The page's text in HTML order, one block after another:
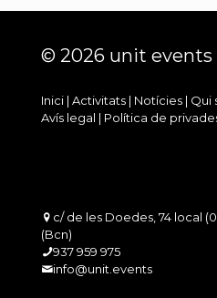
© 2026 unit events
Inici | Activitats | Notícies | Qui
Avís legal | Política de
c/ de les Doedes, 74 local
(Bcn)
937 959 975
info@unit.events